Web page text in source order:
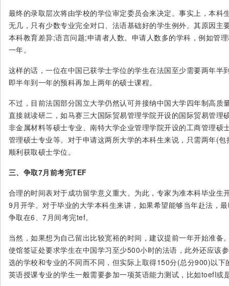
最终的录取层次将由学校的学位审定委员会来决定。事实上，本科
无几，只有少数专业完全对口、法语基础好的学生例外。其原因主
本科教育差异;语言问题;申请者人数。申请人数多的学科，例如管
一年。
这样的话，一位在中国已获学士学位的学生在法国至少需要两年半
即半年到一年的预科再加上两年的硕士课程。
不过，目前法国部分国立大学仍然认可并接纳中国大学四年制高质
直接就读研二，如马赛三大国际贸易管理学院开设的国际贸易管理
非金属材料等硕士专业、南特大学企业管理学院开设的工商管理硕
管理硕士专业等。对于申请这两所大学的本科生来说，只需两年(
顺利获取硕士学位。
三、争取7月前考完TEF
合理的时间表对于成功留学意义重大。为此，专家为准本科毕业生
9月开学。对于毕业的大学本科生来讲，如果希望能够当年赴法，
争取在6、7月间考完tef。
当然，如果想为自己留出比较宽裕的时间，建议提前一年开始准备
使馆签证处要求学生在中国学习至少500小时的法语，此外还应该
选的学校和专业的不同而不同，但实际上取得150分(总分900)以
英语授课专业的学生一般需要参加一项英语能力测试，比如toefl或